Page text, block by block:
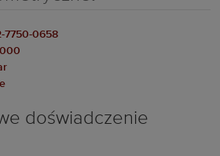
7750-0658
doświadczenie